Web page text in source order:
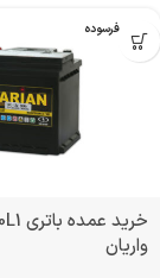
بدون فرسوده
واریان